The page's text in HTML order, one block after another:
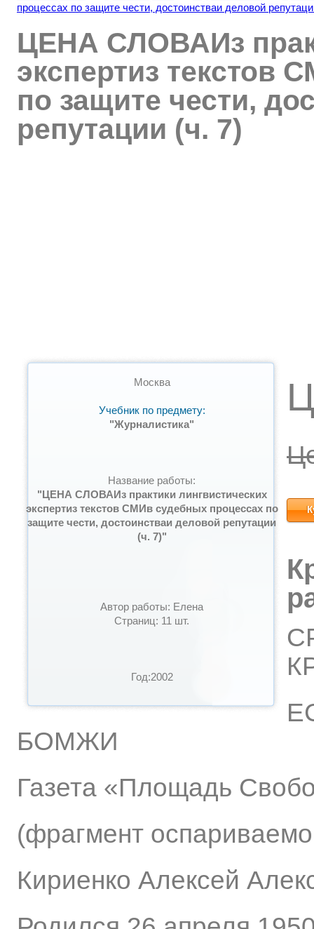
процессах по защите чести, достоинстваи деловой
ЦЕНА СЛОВАИз
экспертиз текстов
по защите чести,
репутации (ч. 7)
Москва
Учебник по предмету:
"Журналистика"
Название работы:
"ЦЕНА СЛОВАИз практики лингвистических
экспертиз текстов СМИв судебных процессах по
защите чести, достоинстваи деловой репутации
(ч. 7)"
Автор работы: Елена
Страниц: 11 шт.
Год:2002
БОМЖИ
Газета «Площадь
(фрагмент
Кириенко Алексей